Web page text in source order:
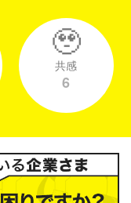
🥹
共感
6